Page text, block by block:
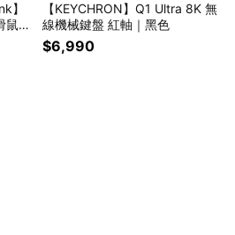
】
鼠
【KEYCHRON】Q1 Ultra 8K 無
線機械鍵盤 紅軸｜黑色
$6,990